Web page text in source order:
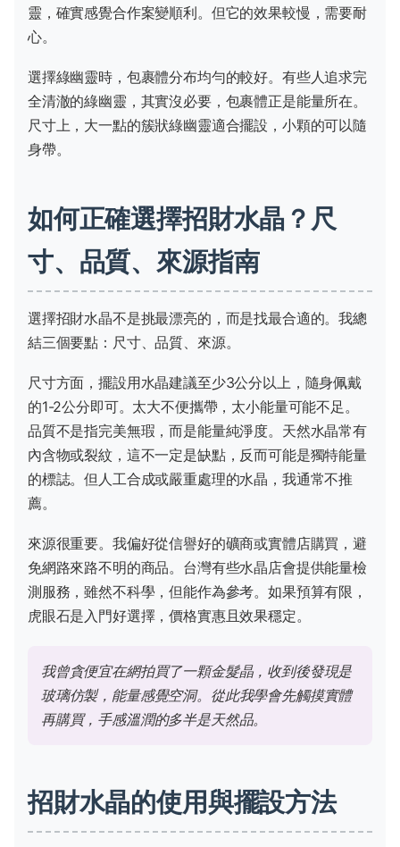
靈，確實感覺合作案變順利。但它的效果較慢，需要耐
心。
選擇綠幽靈時，包裹體分布均勻的較好。有些人追求完
全清澈的綠幽靈，其實沒必要，包裹體正是能量所在。
尺寸上，大一點的簇狀綠幽靈適合擺設，小顆的可以隨
身帶。
如何正確選擇招財水晶？尺
寸、品質、來源指南
選擇招財水晶不是挑最漂亮的，而是找最合適的。我總
結三個要點：尺寸、品質、來源。
尺寸方面，擺設用水晶建議至少3公分以上，隨身佩戴
的1-2公分即可。太大不便攜帶，太小能量可能不足。
品質不是指完美無瑕，而是能量純淨度。天然水晶常有
內含物或裂紋，這不一定是缺點，反而可能是獨特能量
的標誌。但人工合成或嚴重處理的水晶，我通常不推
薦。
來源很重要。我偏好從信譽好的礦商或實體店購買，避
免網路來路不明的商品。台灣有些水晶店會提供能量檢
測服務，雖然不科學，但能作為參考。如果預算有限，
虎眼石是入門好選擇，價格實惠且效果穩定。
我曾貪便宜在網拍買了一顆金髮晶，收到後發現是
玻璃仿製，能量感覺空洞。從此我學會先觸摸實體
再購買，手感溫潤的多半是天然品。
招財水晶的使用與擺設方法